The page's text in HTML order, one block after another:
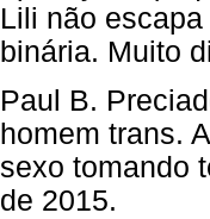
Lili não
binária. Muito
Paul B.
homem trans.
sexo tomando
de 2015.